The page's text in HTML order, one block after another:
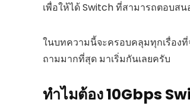
เพื่อให้ได้ Switch ที่สามารถตอบส
ในบทความนี้จะครอบคลุมทุกเรื่อง
ถามมากที่สุด มาเริ่มกันเลยครับ
ทำไมต้อง 10Gbps